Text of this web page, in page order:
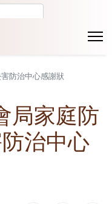
防治中心感謝狀
局家庭防
治中心